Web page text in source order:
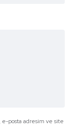
e-posta adresim ve site